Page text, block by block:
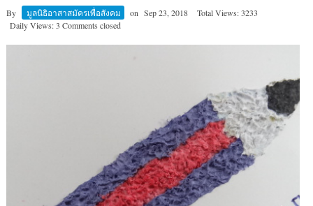
By มูลนิธิอาสาสมัครเพื่อสังคม on Sep 23, 2018
Total Views: 3233
Daily Views: 3 Comments closed